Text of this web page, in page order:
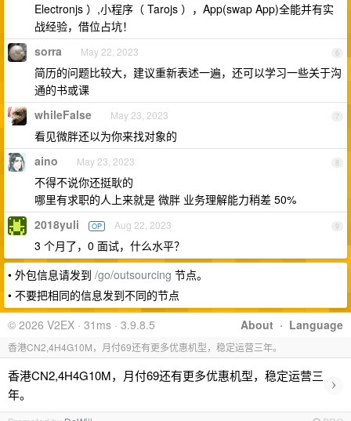
Electronjs ）,小程序（ Tarojs ），App(swap App)全能并有实
战经验，借位占坑！
6
sorra May 22, 2023
简历的问题比较大，建议重新表述一遍，还可以学习一些关于沟
通的书或课
7
whileFalse May 23, 2023
看见微胖还以为你来找对象的
8
aino May 23, 2023
不得不说你还挺耿的
哪里有求职的人上来就是 微胖 业务理解能力稍差 50%
9
2018yuli OP Aug 22, 2023
3 个月了，0 面试，什么水平？
• 外包信息请发到 /go/outsourcing 节点。
• 不要把相同的信息发到不同的节点
About · Language
© 2026 V2EX · 31ms · 3.9.8.5
香港CN2,4H4G10M，月付69还有更多优惠机型，稳定运营三年。
香港CN2,4H4G10M，月付69还有更多优惠机型，稳定运营三
年。
›